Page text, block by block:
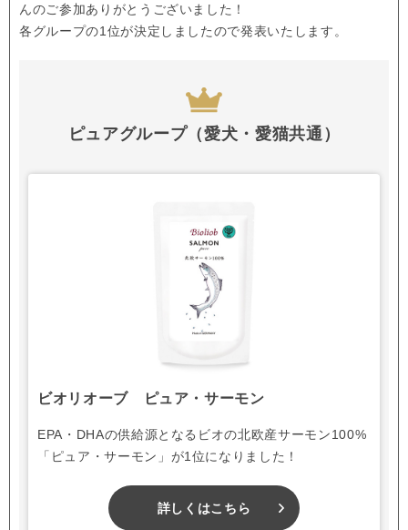
んのご参加ありがとうございました！
各グループの1位が決定しましたので発表いたします。
ピュアグループ（愛犬・愛猫共通）
ビオリオーブ ピュア・サーモン
EPA・DHAの供給源となるビオの北欧産サーモン100%
「ピュア・サーモン」が1位になりました！
詳しくはこちら